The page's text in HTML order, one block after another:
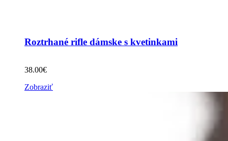
Roztrhané rifle dámske s kvetinkami
38.00€
Zobraziť